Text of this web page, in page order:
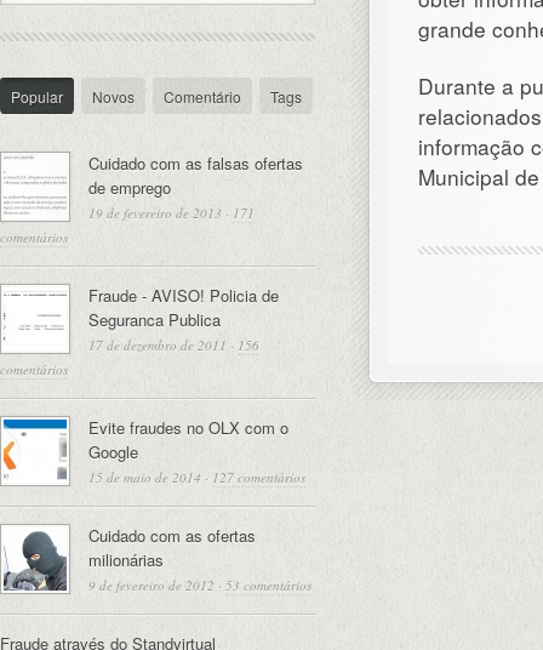
grande
Durante a
informação
Municipal
Popular Novos Comentário Tags
Cuidado com as falsas ofertas
de emprego
19 de fevereiro de 2013 · 171
comentários
Fraude - AVISO! Policia de
Seguranca Publica
17 de dezembro de 2011 · 156
comentários
Evite fraudes no OLX com o
Google
15 de maio de 2014 · 127 comentários
Cuidado com as ofertas
milionárias
9 de fevereiro de 2012 · 53 comentários
Fraude através do Standvirtual